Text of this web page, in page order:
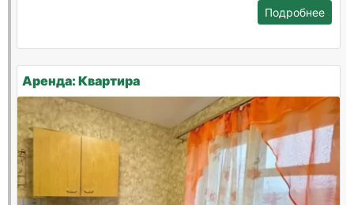
Подробнее
Аренда: Квартира